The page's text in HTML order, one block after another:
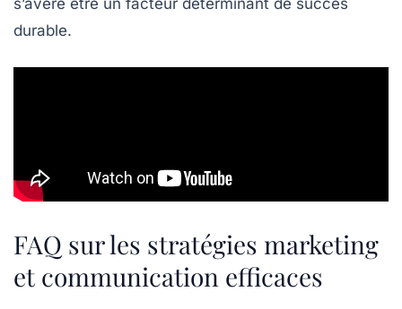
s’avère être un facteur déterminant de succès
durable.
FAQ sur les stratégies marketing
et communication efficaces